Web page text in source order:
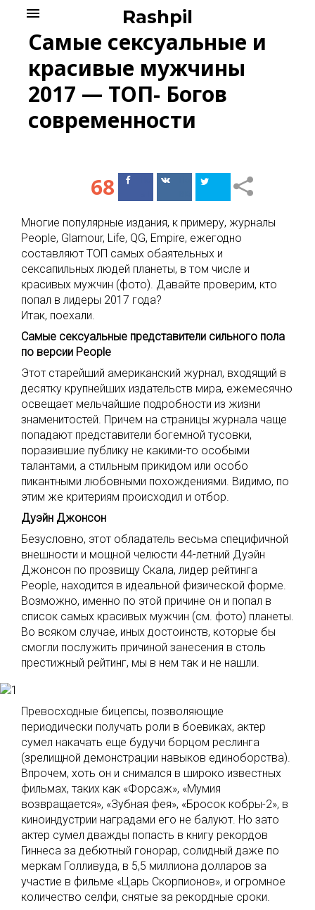
content
Rashpil
menu
Самые сексуальные и
красивые мужчины
2017 — ТОП- Богов
современности
68
ПоделитьсяПоделиться
Многие популярные издания, к примеру, журналы
People, Glamour, Life, QG, Empire, ежегодно
составляют ТОП самых обаятельных и
сексапильных людей планеты, в том числе и
красивых мужчин (фото). Давайте проверим, кто
попал в лидеры 2017 года?
Итак, поехали.
Самые сексуальные представители сильного пола
по версии People
Этот старейший американский журнал, входящий в
десятку крупнейших издательств мира, ежемесячно
освещает мельчайшие подробности из жизни
знаменитостей. Причем на страницы журнала чаще
попадают представители богемной тусовки,
поразившие публику не какими-то особыми
талантами, а стильным прикидом или особо
пикантными любовными похождениями. Видимо, по
этим же критериям происходил и отбор.
Дуэйн Джонсон
Безусловно, этот обладатель весьма специфичной
внешности и мощной челюсти 44-летний Дуэйн
Джонсон по прозвищу Скала, лидер рейтинга
People, находится в идеальной физической форме.
Возможно, именно по этой причине он и попал в
список самых красивых мужчин (см. фото) планеты.
Во всяком случае, иных достоинств, которые бы
смогли послужить причиной занесения в столь
престижный рейтинг, мы в нем так и не нашли.
Превосходные бицепсы, позволяющие
периодически получать роли в боевиках, актер
сумел накачать еще будучи борцом реслинга
(зрелищной демонстрации навыков единоборства).
Впрочем, хоть он и снимался в широко известных
фильмах, таких как «Форсаж», «Мумия
возвращается», «Зубная фея», «Бросок кобры-2», в
киноиндустрии наградами его не балуют. Но зато
актер сумел дважды попасть в книгу рекордов
Гиннеса за дебютный гонорар, солидный даже по
меркам Голливуда, в 5,5 миллиона долларов за
участие в фильме «Царь Скорпионов», и огромное
количество селфи, снятые за рекордные сроки.